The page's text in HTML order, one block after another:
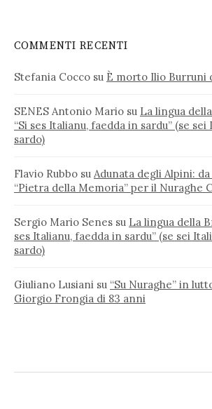
COMMENTI RECENTI
Stefania Cocco su È morto Ilio Burruni
SENES Antonio Mario su La lingua
“Si ses Italianu, faedda in sardu” (se
sardo)
Flavio Rubbo su Adunata degli Alpini:
“Pietra della Memoria” per il Nuraghe
Sergio Mario Senes su La lingua della
ses Italianu, faedda in sardu” (se sei
sardo)
Giuliano Lusiani su “Su Nuraghe” in
Giorgio Frongia di 83 anni